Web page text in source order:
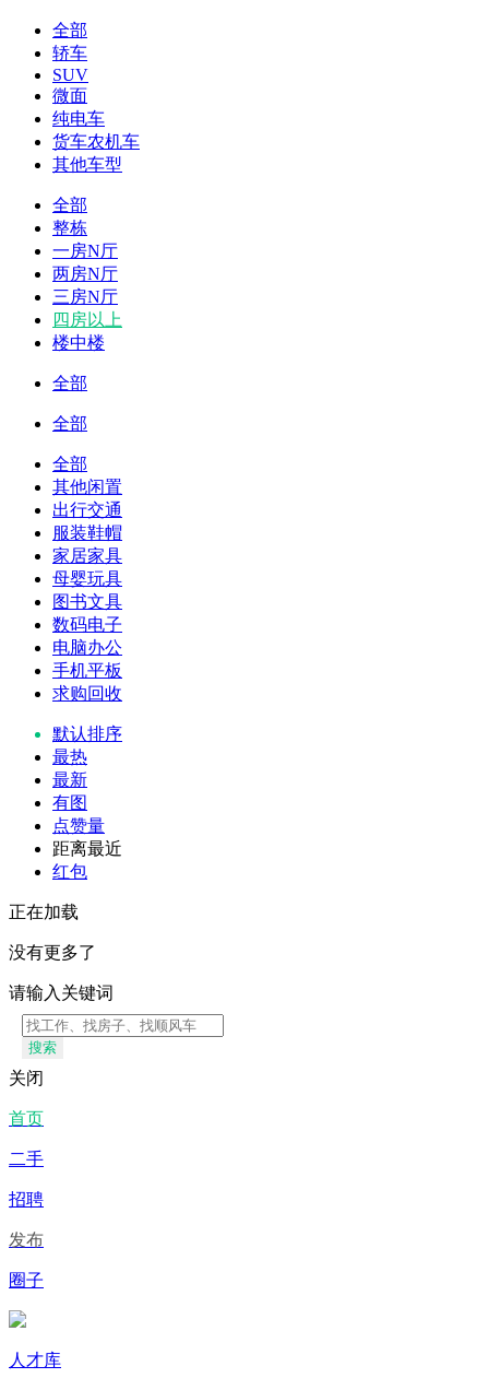
全部
轿车
SUV
微面
纯电车
货车农机车
其他车型
全部
整栋
一房N厅
两房N厅
三房N厅
四房以上
楼中楼
全部
全部
全部
其他闲置
出行交通
服装鞋帽
家居家具
母婴玩具
图书文具
数码电子
电脑办公
手机平板
求购回收
默认排序
最热
最新
有图
点赞量
距离最近
红包
正在加载
没有更多了
请输入关键词
搜索
关闭
首页
二手
招聘
发布
圈子
人才库